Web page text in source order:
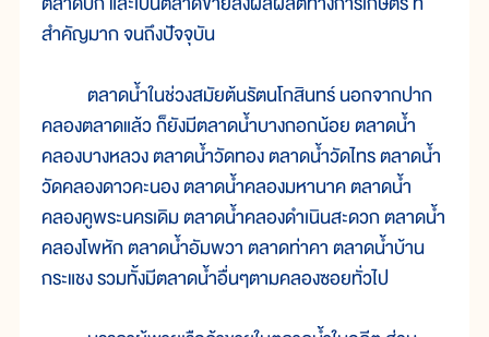
สำคัญมาก จนถึงปัจจุบัน
ตลาดน้ำในช่วงสมัยต้นรัตนโกสินทร์ นอกจากปาก
คลองตลาดแล้ว ก็ยังมีตลาดน้ำบางกอกน้อย ตลาดน้ำ
คลองบางหลวง ตลาดน้ำวัดทอง ตลาดน้ำวัดไทร ตลาดน้ำ
วัดคลองดาวคะนอง ตลาดน้ำคลองมหานาค ตลาดน้ำ
คลองคูพระนครเดิม ตลาดน้ำคลองดำเนินสะดวก ตลาดน้ำ
คลองโพหัก ตลาดน้ำอัมพวา ตลาดท่าคา ตลาดน้ำบ้าน
กระแชง รวมทั้งมีตลาดน้ำอื่นๆตามคลองซอยทั่วไป